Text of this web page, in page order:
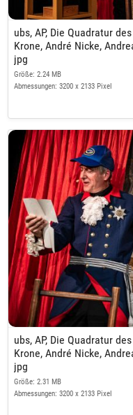
ubs, AP, Die Quadratur
Krone, André Nicke,
jpg
Größe: 2.24 MB
Abmessungen: 3200 x 2133 Pixel
ubs, AP, Die Quadratur
Krone, André Nicke,
jpg
Größe: 2.31 MB
Abmessungen: 3200 x 2133 Pixel